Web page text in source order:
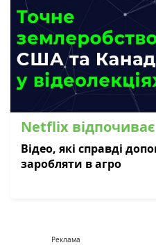
Netflix відпочиває
Відео, які справді
заробляти в агро
Реклама